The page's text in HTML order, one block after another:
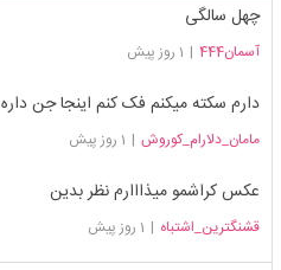
چهل سالگی
آسمان444 | 1 روز پیش
دارم سکته میکنم فک کنم اینجا جن داره
مامان_دلارام_کوروش | 1 روز پیش
عکس کراشمو میذااارم نظر بدین
قشنگترین_اشتباه | 1 روز پیش